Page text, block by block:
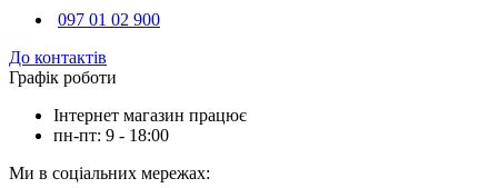
097 01 02 900
До контактів
Графік роботи
Інтернет магазин працює
пн-пт: 9 - 18:00
Ми в соціальних мережах: